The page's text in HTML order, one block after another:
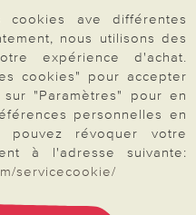
cookies ave différentes
nous utilisons des
expérience d'achat.
cookies" pour accepter
"Paramètres" pour en
personnelles en
révoquer votre
à l'adresse suivante:
servicecookie/